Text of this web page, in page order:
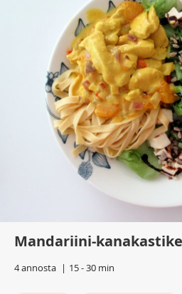
Mandariini-kanakastike
4 annosta 15 - 30 min